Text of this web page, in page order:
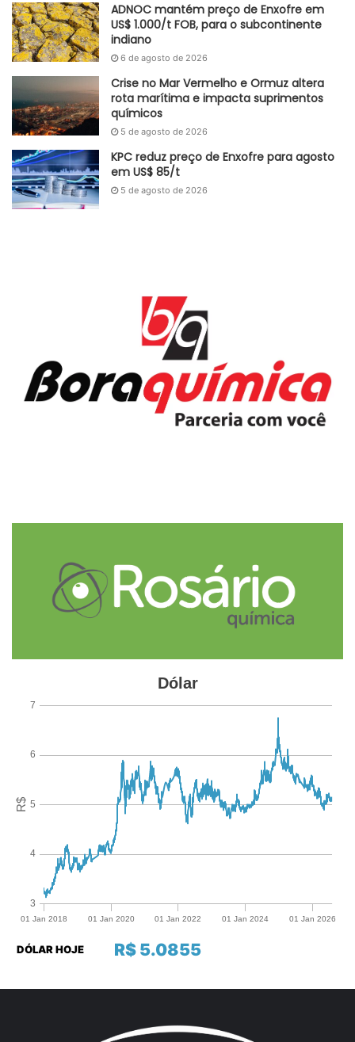
ADNOC mantém preço de Enxofre em
US$ 1.000/t FOB, para o subcontinente
indiano
6 de agosto de 2026
Crise no Mar Vermelho e Ormuz altera
rota marítima e impacta suprimentos
químicos
5 de agosto de 2026
KPC reduz preço de Enxofre para agosto
em US$ 85/t
5 de agosto de 2026
R$ 5.0855
DÓLAR HOJE